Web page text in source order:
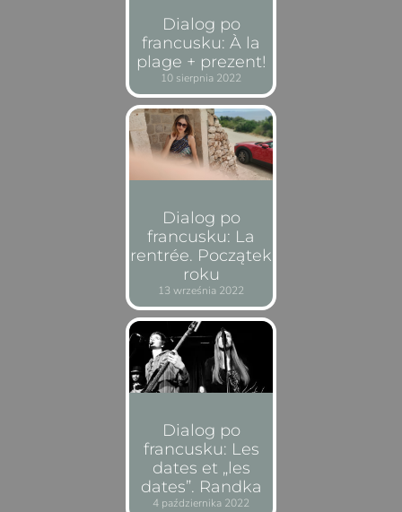
Dialog po
francusku: À la
plage + prezent!
10 sierpnia 2022
Dialog po
francusku: La
rentrée. Początek
roku
13 września 2022
Dialog po
francusku: Les
dates et „les
dates”. Randka
4 października 2022